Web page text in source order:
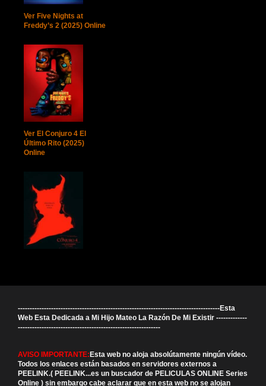
Ver Five Nights at
Freddy’s 2 (2025) Online
Ver El Conjuro 4 El
Último Rito (2025)
Online
-------------------------------------------------------------------------------------Esta
Web Esta Dedicada a Mi Hijo Mateo La Razón De Mi Existir -------------
------------------------------------------------------------
AVISO IMPORTANTE:Esta web no aloja absolútamente ningún vídeo.
Todos los enlaces están basados en servidores externos a
PEELINK.( PEELINK...es un buscador de PELICULAS ONLINE Series
Online ) sin embargo cabe aclarar que en esta web no se alojan